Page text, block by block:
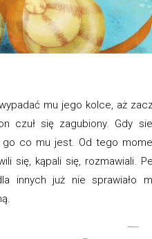
mu jego kolce, aż
czuł się zagubiony. Gdy
go co mu jest. Od tego
się, kąpali się, rozmawiali.
innych już nie sprawiało